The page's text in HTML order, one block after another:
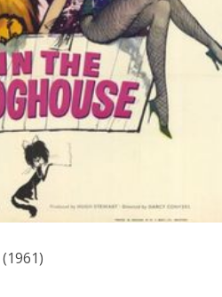
(1961)